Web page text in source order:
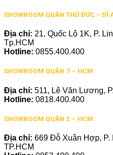
SHOWROOM QUẬN THỦ ĐỨC – DĨ
Địa chỉ: 21, Quốc Lộ 1K, P.
Tp.HCM
Hotline: 0855.400.400
SHOWROOM QUẬN 7 – HCM
Địa chỉ: 511, Lê Văn Lương,
Hotline: 0818.400.400
SHOWROOM QUẬN 2 – HCM:
Địa chỉ: 669 Đỗ Xuân Hợp, P.
TP.HCM